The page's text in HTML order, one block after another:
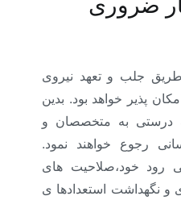
طریق جلب و تعهد نیروی
پذیر خواهد بود. بدین
درستی به متخصصان و
رجوع خواهند نمود.
رود خود،صلاحیت های
و نگهداشت استعدادها ی